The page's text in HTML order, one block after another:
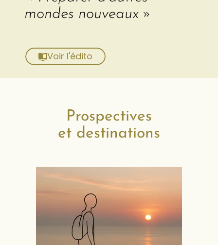
mondes nouveaux »
Voir l'édito
Prospectives
et destinations